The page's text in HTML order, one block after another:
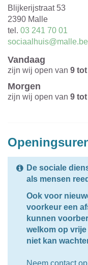
Adres
Blijkerijstraat 53
,
2390 Malle
tel. 03 241 70 01
E-
sociaalhuis@malle.be
Vandaag
zijn wij open van 9 tot
Morgen
zijn wij open van 9 tot
De sociale
als mensen
Ook voor
voorkeur een
kunnen
welkom op
niet kan
Neem contact